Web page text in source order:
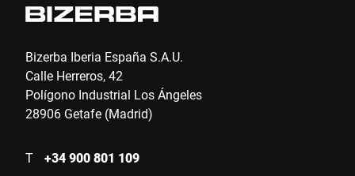
Bizerba Iberia España S.A.U.
Calle Herreros, 42
Polígono Industrial Los Ángeles
28906 Getafe (Madrid)
T +34 900 801 109